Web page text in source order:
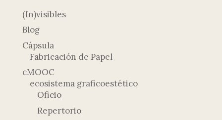
(In)visibles
Blog
Cápsula
Fabricación de Papel
cMOOC
ecosistema graficoestético
Oficio
Repertorio